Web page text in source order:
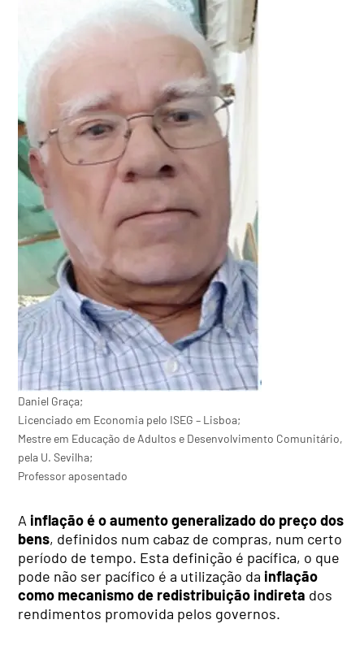
Daniel Graça;
Licenciado em Economia pelo ISEG – Lisboa;
Mestre em Educação de Adultos e Desenvolvimento Comunitário,
pela U. Sevilha;
Professor aposentado
A inflação é o aumento generalizado do preço dos
bens, definidos num cabaz de compras, num certo
período de tempo. Esta definição é pacífica, o que
pode não ser pacífico é a utilização da inflação
como mecanismo de redistribuição indireta dos
rendimentos promovida pelos governos.